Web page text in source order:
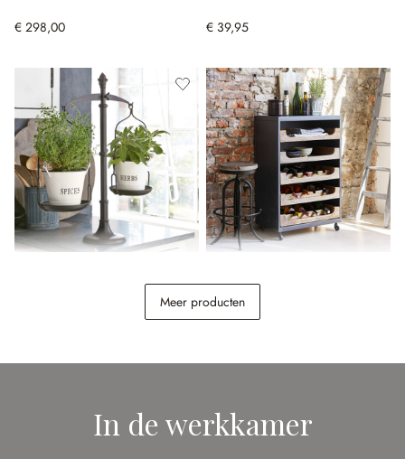
€ 298,00 € 39,95
€ 498,00
Meer producten
In de werkkamer